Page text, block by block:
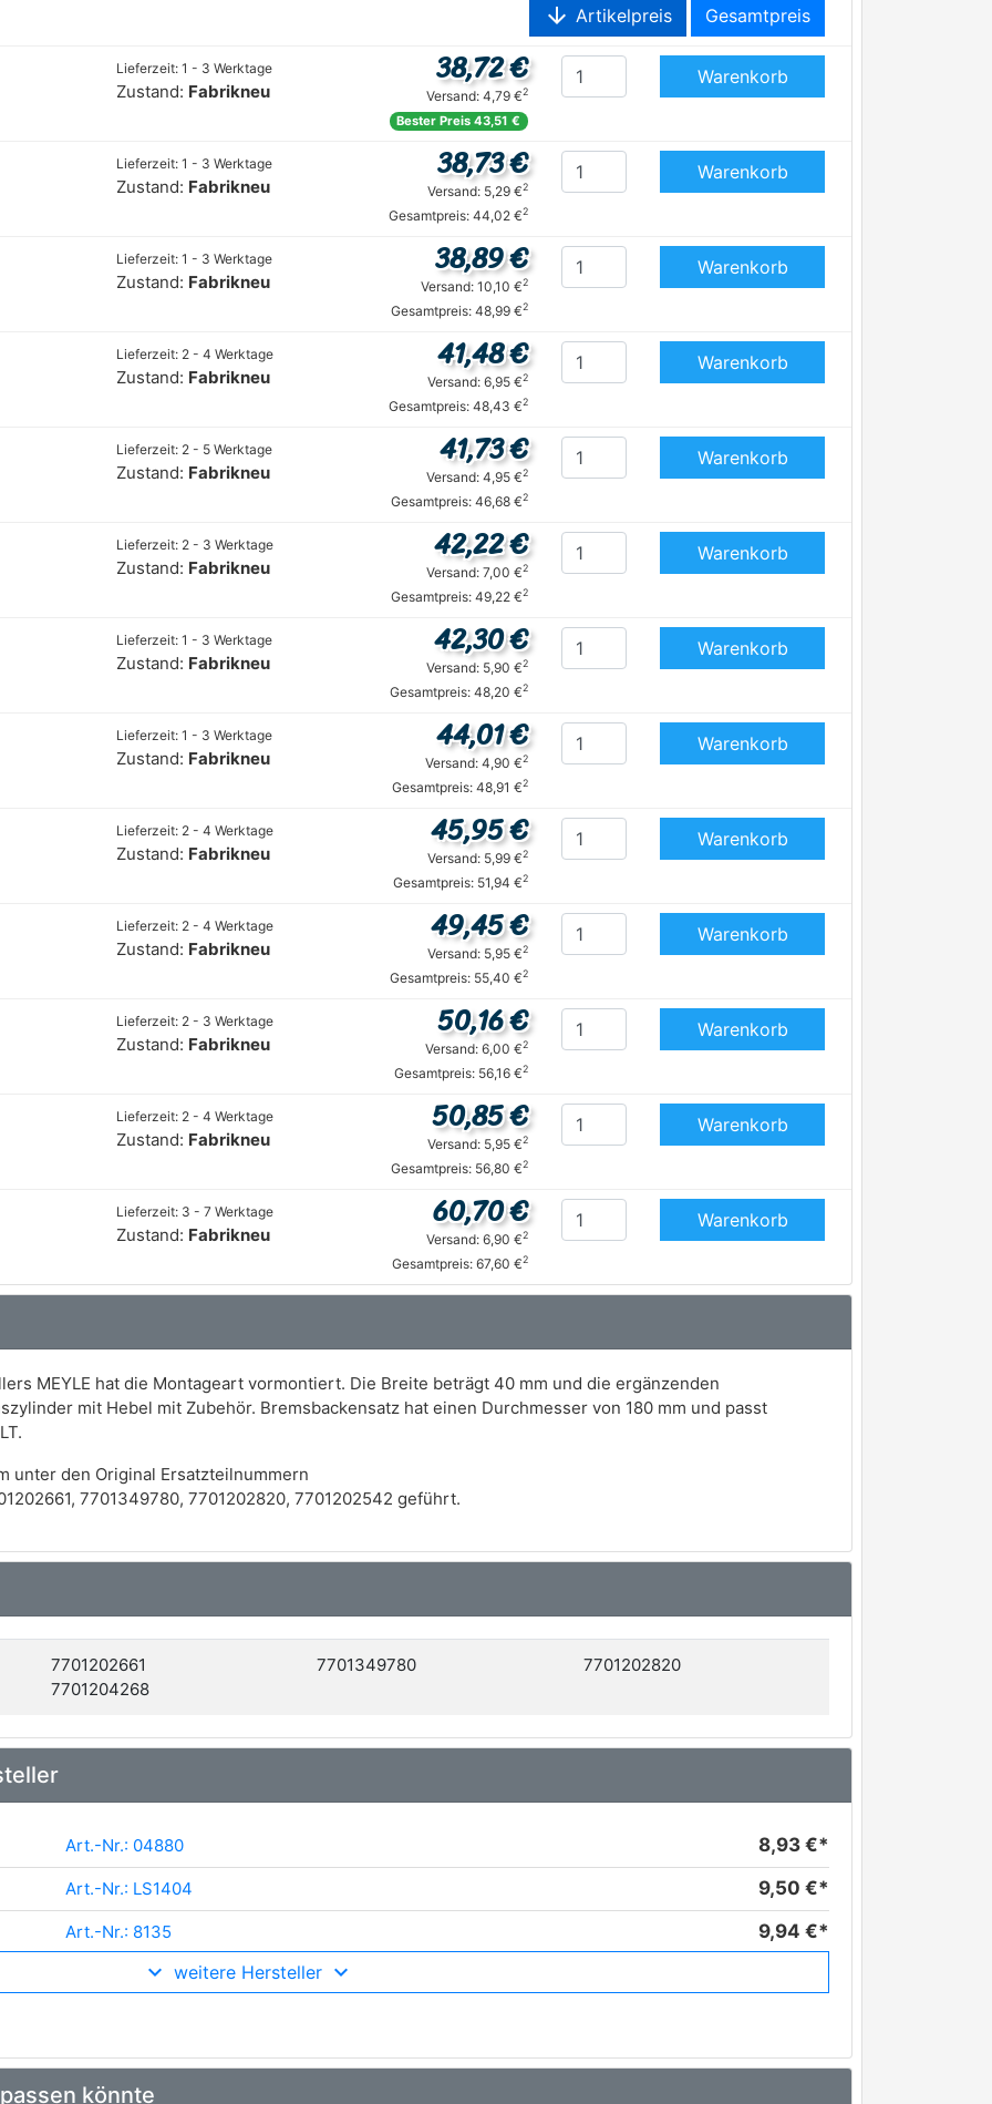
arrow_downward Artikelpreis Gesamtpreis
Lieferzeit: 1 - 3 Werktage
Zustand: Fabrikneu
38,72 €
Versand: 4,79 €2
Bester Preis 43,51 €
Warenkorb
Lieferzeit: 1 - 3 Werktage
Zustand: Fabrikneu
38,73 €
Versand: 5,29 €2
Gesamtpreis: 44,02 €2
Warenkorb
Lieferzeit: 1 - 3 Werktage
Zustand: Fabrikneu
38,89 €
Versand: 10,10 €2
Gesamtpreis: 48,99 €2
Warenkorb
Lieferzeit: 2 - 4 Werktage
Zustand: Fabrikneu
41,48 €
Versand: 6,95 €2
Gesamtpreis: 48,43 €2
Warenkorb
Lieferzeit: 2 - 5 Werktage
Zustand: Fabrikneu
41,73 €
Versand: 4,95 €2
Gesamtpreis: 46,68 €2
Warenkorb
Lieferzeit: 2 - 3 Werktage
Zustand: Fabrikneu
42,22 €
Versand: 7,00 €2
Gesamtpreis: 49,22 €2
Warenkorb
Lieferzeit: 1 - 3 Werktage
Zustand: Fabrikneu
42,30 €
Versand: 5,90 €2
Gesamtpreis: 48,20 €2
Warenkorb
Lieferzeit: 1 - 3 Werktage
Zustand: Fabrikneu
44,01 €
Versand: 4,90 €2
Gesamtpreis: 48,91 €2
Warenkorb
Lieferzeit: 2 - 4 Werktage
Zustand: Fabrikneu
45,95 €
Versand: 5,99 €2
Gesamtpreis: 51,94 €2
Warenkorb
Lieferzeit: 2 - 4 Werktage
Zustand: Fabrikneu
49,45 €
Versand: 5,95 €2
Gesamtpreis: 55,40 €2
Warenkorb
Lieferzeit: 2 - 3 Werktage
Zustand: Fabrikneu
50,16 €
Versand: 6,00 €2
Gesamtpreis: 56,16 €2
Warenkorb
Lieferzeit: 2 - 4 Werktage
Zustand: Fabrikneu
50,85 €
Versand: 5,95 €2
Gesamtpreis: 56,80 €2
Warenkorb
Lieferzeit: 3 - 7 Werktage
Zustand: Fabrikneu
60,70 €
Versand: 6,90 €2
Gesamtpreis: 67,60 €2
Warenkorb
MEYLE hat die Montageart vormontiert. Die Breite beträgt 40 mm und die ergänzenden
mit Hebel mit Zubehör. Bremsbackensatz hat einen Durchmesser von 180 mm und passt
unter den Original Ersatzteilnummern
7701349780, 7701202820, 7701202542 geführt.
7701202661 7701349780
7701202820
7701204268
Art.-Nr.: 04880 8,93 €*
Art.-Nr.: LS1404 9,50 €*
Art.-Nr.: 8135 9,94 €*
Art.-Nr.: S 68 520
Art.-Nr.: 53-0345 11,90 €*
weitere Hersteller
könnte